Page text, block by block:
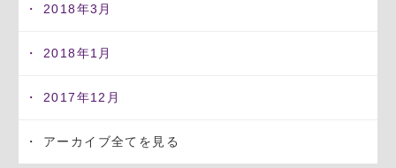
2018年3月
2018年1月
2017年12月
アーカイブ全てを見る